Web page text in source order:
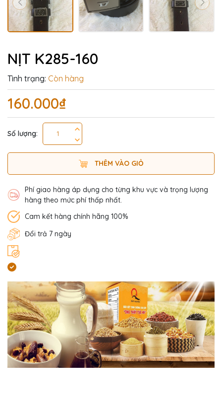
NỊT K285-160
Tình trạng: Còn hàng
160.000₫
Số lượng:
THÊM VÀO GIỎ
Phí giao hàng áp dụng cho từng khu vực và trọng lượng
hàng theo mức phí thấp nhất.
Cam kết hàng chính hãng 100%
Đổi trả 7 ngày